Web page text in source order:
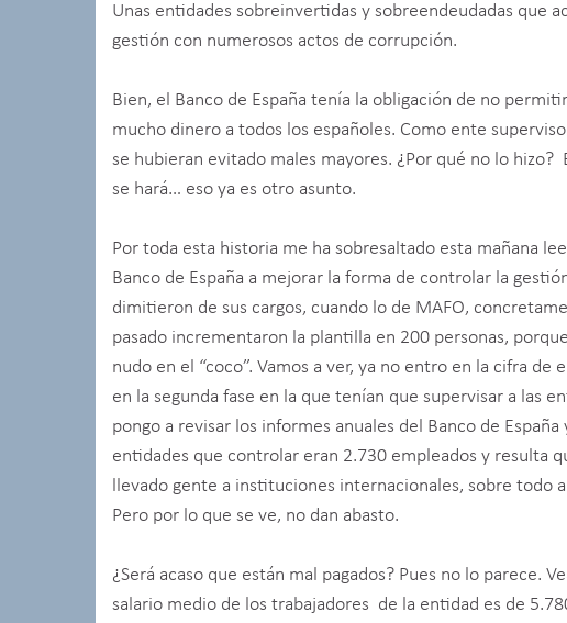
Unas entidades sobreinvertidas y sobreendeudadas que
gestión con numerosos actos de corrupción.
Bien, el Banco de España tenía la obligación de no
mucho dinero a todos los españoles. Como ente
se hubieran evitado males mayores. ¿Por qué no lo
se hará… eso ya es otro asunto.
Por toda esta historia me ha sobresaltado esta mañana
Banco de España a mejorar la forma de controlar la
dimitieron de sus cargos, cuando lo de MAFO,
pasado incrementaron la plantilla en 200 personas,
nudo en el “coco”. Vamos a ver, ya no entro en la cifra
en la segunda fase en la que tenían que supervisar a las
pongo a revisar los informes anuales del Banco de
entidades que controlar eran 2.730 empleados y resulta
llevado gente a instituciones internacionales, sobre todo
Pero por lo que se ve, no dan abasto.
¿Será acaso que están mal pagados? Pues no lo parece.
salario medio de los trabajadores de la entidad es de